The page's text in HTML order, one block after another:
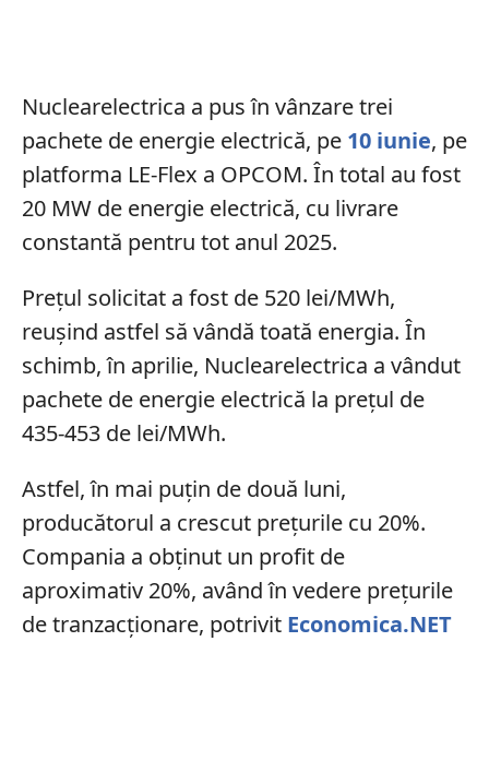
Nuclearelectrica a pus în vânzare trei
pachete de energie electrică, pe 10 iunie, pe
platforma LE-Flex a OPCOM. În total au fost
20 MW de energie electrică, cu livrare
constantă pentru tot anul 2025.
Prețul solicitat a fost de 520 lei/MWh,
reușind astfel să vândă toată energia. În
schimb, în aprilie, Nuclearelectrica a vândut
pachete de energie electrică la prețul de
435-453 de lei/MWh.
Astfel, în mai puțin de două luni,
producătorul a crescut prețurile cu 20%.
Compania a obținut un profit de
aproximativ 20%, având în vedere prețurile
de tranzacționare, potrivit Economica.NET